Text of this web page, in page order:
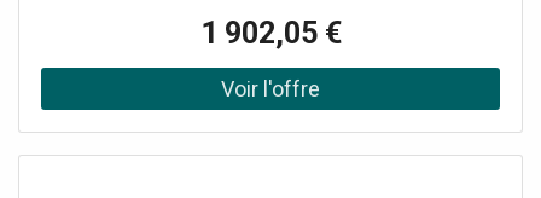
manière silencieuse et contrôlée. Le kit est composé de :
1 unité externe 4KW 2 connexions (code 2MXF40A) 1
unité interne 9000BTU 2,5 KW Wifi (CTXF25F) 1 unité
interne 12000BTU 3,5 KW Wifi (CTXF35F) 2
1 902,05 €